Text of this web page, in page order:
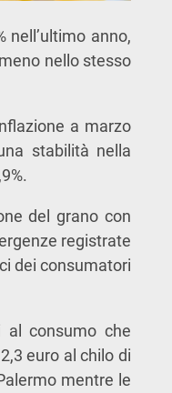
anno,
nello stesso
a marzo
stabilità nella
del grano con
registrate
dei consumatori
al consumo che
euro al chilo di
mentre le